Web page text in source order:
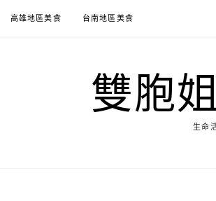
高雄地區美食 台南地區美食
雙胞
生命